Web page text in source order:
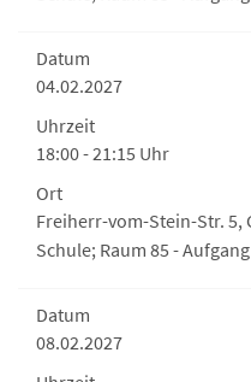
Datum
04.02.2027
Uhrzeit
18:00 - 21:15 Uhr
Ort
Freiherr-vom-Stein-Str.
Schule; Raum 85 -
Datum
08.02.2027